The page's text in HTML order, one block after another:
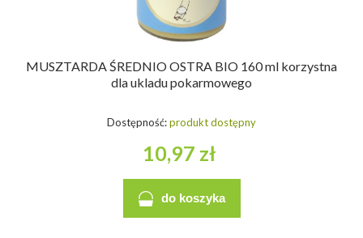
MUSZTARDA ŚREDNIO OSTRA BIO 160 ml korzystna
dla ukladu pokarmowego
Dostępność:produkt dostępny
10,97 zł
do koszyka